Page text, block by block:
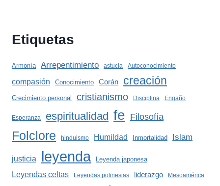
Etiquetas
Armonía Arrepentimiento astucia Autoconocimiento
compasión Conocimiento Corán creación
Crecimiento personal cristianismo Disciplina Engaño
Esperanza espiritualidad fe Filosofía
Folclore hinduismo Humildad Inmortalidad Islam
justicia leyenda Leyenda japonesa
Leyendas celtas Leyendas polinesias liderazgo Mesoamérica